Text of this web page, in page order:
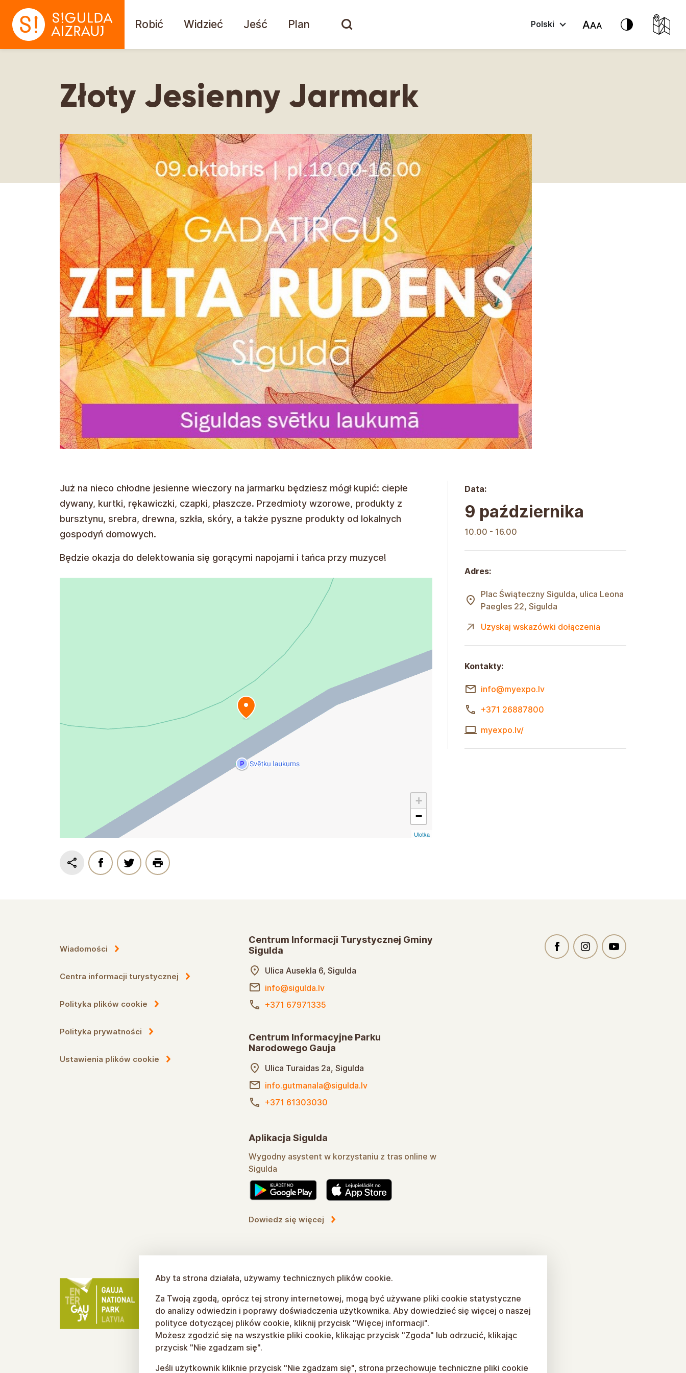
Robić Widzieć Jeść Plan Polski
Złoty Jesienny Jarmark
Już na nieco chłodne jesienne wieczory na jarmarku będziesz mógł kupić: ciepłe
dywany, kurtki, rękawiczki, czapki, płaszcze. Przedmioty wzorowe, produkty z
bursztynu, srebra, drewna, szkła, skóry, a także pyszne produkty od lokalnych
gospodyń domowych.
Będzie okazja do delektowania się gorącymi napojami i tańca przy muzyce!
+
−
Ulotka
Data:
9 października
10.00 - 16.00
Adres:
Plac Świąteczny Sigulda, ulica Leona
Paegles 22, Sigulda
Uzyskaj wskazówki dołączenia
Kontakty:
info@myexpo.lv
+371 26887800
myexpo.lv/
Wiadomości
Centra informacji turystycznej
Polityka plików cookie
Polityka prywatności
Ustawienia plików cookie
Centrum Informacji Turystycznej Gminy
Sigulda
Ulica Ausekla 6, Sigulda
info@sigulda.lv
+371 67971335
Centrum Informacyjne Parku
Narodowego Gauja
Ulica Turaidas 2a, Sigulda
info.gutmanala@sigulda.lv
+371 61303030
Aplikacja Sigulda
Wygodny asystent w korzystaniu z tras online w
Sigulda
Dowiedz się więcej
Aby ta strona działała, używamy technicznych plików cookie.
Za Twoją zgodą, oprócz tej strony internetowej, mogą być używane pliki cookie statystyczne
do analizy odwiedzin i poprawy doświadczenia użytkownika. Aby dowiedzieć się więcej o naszej
polityce dotyczącej plików cookie, kliknij przycisk "Więcej informacji".
Możesz zgodzić się na wszystkie pliki cookie, klikając przycisk "Zgoda" lub odrzucić, klikając
przycisk "Nie zgadzam się".
Jeśli użytkownik kliknie przycisk "Nie zgadzam się", strona przechowuje techniczne pliki cookie